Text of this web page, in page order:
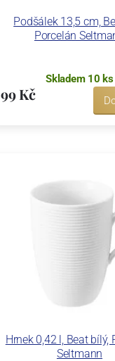
Podšálek 13,5 cm,
Porcelán
Skladem 10 ks
99 Kč
Hrnek 0,42 l, Beat bílý,
Seltmann